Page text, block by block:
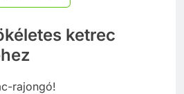
ketrec
rajongó!